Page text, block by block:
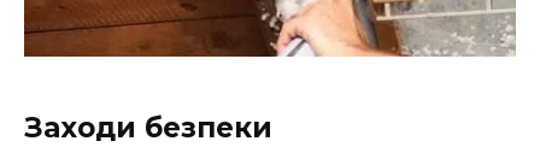
Заходи безпеки